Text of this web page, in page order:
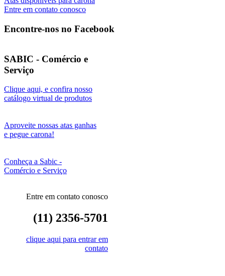
Entre em contato conosco
Encontre-nos no Facebook
SABIC - Comércio e
Serviço
Clique aqui, e confira nosso
catálogo virtual de produtos
Aproveite nossas atas ganhas
e pegue carona!
Conheça a Sabic -
Comércio e Serviço
Entre em contato conosco
(11) 2356-5701
clique aqui para entrar em
contato